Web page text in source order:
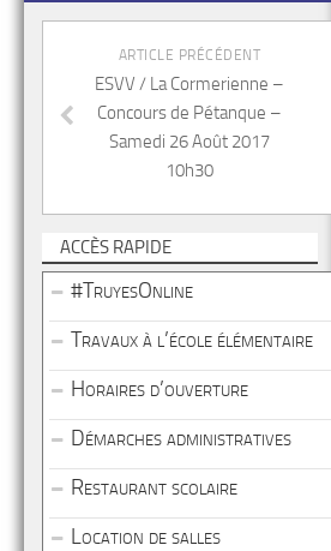
ARTICLE PRÉCÉDENT
ESVV / La Cormerienne –
Concours de Pétanque –
Samedi 26 Août 2017
10h30
ACCÈS RAPIDE
#TruyesOnline
Travaux à l’école élémentaire
Horaires d’ouverture
Démarches administratives
Restaurant scolaire
Location de salles